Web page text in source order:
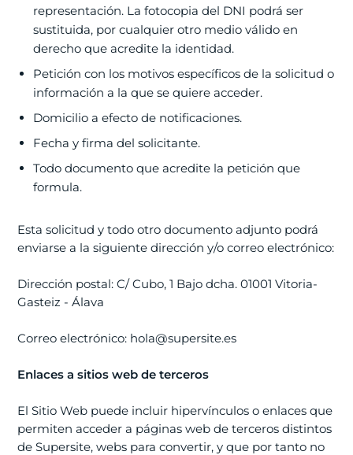
representación. La fotocopia del DNI podrá ser
sustituida, por cualquier otro medio válido en
derecho que acredite la identidad.
Petición con los motivos específicos de la solicitud o
información a la que se quiere acceder.
Domicilio a efecto de notificaciones.
Fecha y firma del solicitante.
Todo documento que acredite la petición que
formula.
Esta solicitud y todo otro documento adjunto podrá
enviarse a la siguiente dirección y/o correo electrónico:
Dirección postal: C/ Cubo, 1 Bajo dcha. 01001 Vitoria-
Gasteiz - Álava
Correo electrónico: hola@supersite.es
Enlaces a sitios web de terceros
El Sitio Web puede incluir hipervínculos o enlaces que
permiten acceder a páginas web de terceros distintos
de Supersite, webs para convertir, y que por tanto no